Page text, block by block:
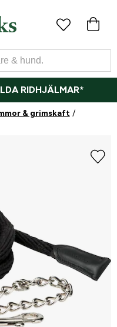
RIDHJÄLMAR*
& grimskaft